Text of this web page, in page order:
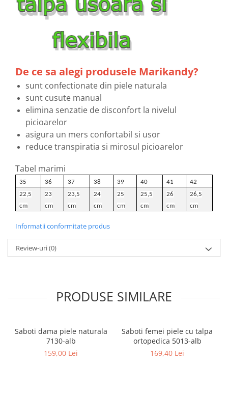
De ce sa alegi produsele Marikandy?
sunt confectionate din piele naturala
sunt cusute manual
elimina senzatie de disconfort la nivelul
picioarelor
asigura un mers confortabil si usor
reduce transpiratia si mirosul picioarelor
Tabel marimi
35 36 37 38 39 40 41
42
22,5
cm
23
cm
23,5
cm
24
cm
25
cm
25,5
cm
26
cm
26,5
cm
Informatii conformitate produs
Review-uri(0)
PRODUSE SIMILARE
Saboti dama piele naturala
7130-alb
159,00 Lei
Saboti femei piele cu talpa
ortopedica 5013-alb
169,40 Lei